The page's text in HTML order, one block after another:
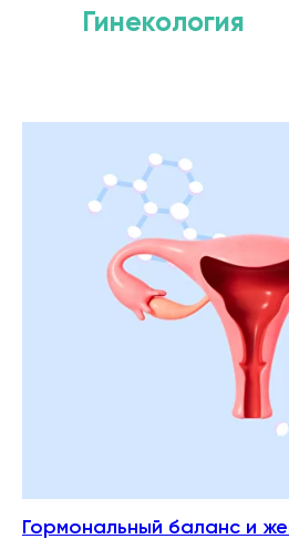
Гинекология
Гормональный баланс и